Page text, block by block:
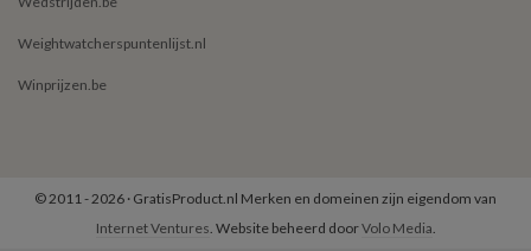
Weightwatcherspuntenlijst.nl
Winprijzen.be
© 2011 - 2026 · GratisProduct.nl Merken en domeinen zijn eigendom van
Internet Ventures. Website beheerd doorVolo Media.